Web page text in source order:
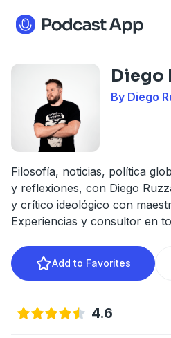
Diego
By Diego
Filosofía, noticias, política
y reflexiones, con Diego
y crítico ideológico con
Experiencias y consultor en
Add to Favorites
4.6